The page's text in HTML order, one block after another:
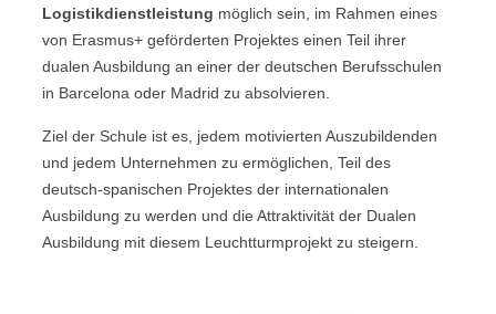
Logistikdienstleistung möglich sein, im Rahmen eines
von Erasmus+ geförderten Projektes einen Teil ihrer
dualen Ausbildung an einer der deutschen Berufsschulen
in Barcelona oder Madrid zu absolvieren.
Ziel der Schule ist es, jedem motivierten Auszubildenden
und jedem Unternehmen zu ermöglichen, Teil des
deutsch-spanischen Projektes der internationalen
Ausbildung zu werden und die Attraktivität der Dualen
Ausbildung mit diesem Leuchtturmprojekt zu steigern.